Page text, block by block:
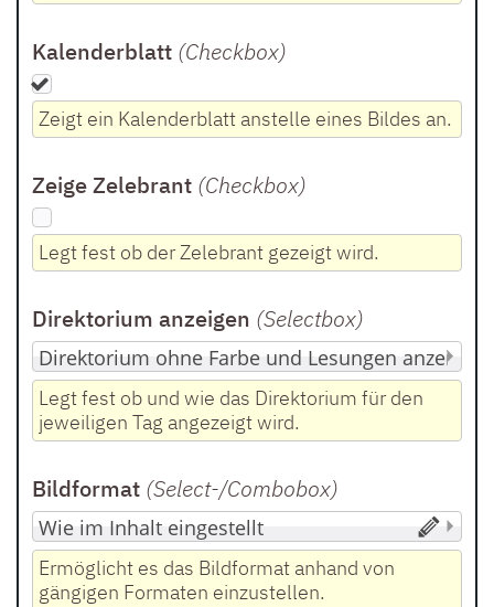
Kalenderblatt (Checkbox)
Zeigt ein Kalenderblatt anstelle eines Bildes an.
Zeige Zelebrant (Checkbox)
Legt fest ob der Zelebrant gezeigt wird.
Direktorium anzeigen (Selectbox)
Legt fest ob und wie das Direktorium für den
jeweiligen Tag angezeigt wird.
Bildformat (Select-/Combobox)
Ermöglicht es das Bildformat anhand von
gängigen Formaten einzustellen.